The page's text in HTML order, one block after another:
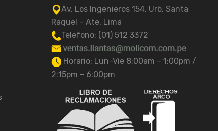
Av. Los Ingenieros 154, Urb. Santa
Raquel – Ate, Lima
Telefono: (01) 512 3372
Horario: Lun-Vie 8:00am – 1:00pm /
2:15pm – 6:00pm